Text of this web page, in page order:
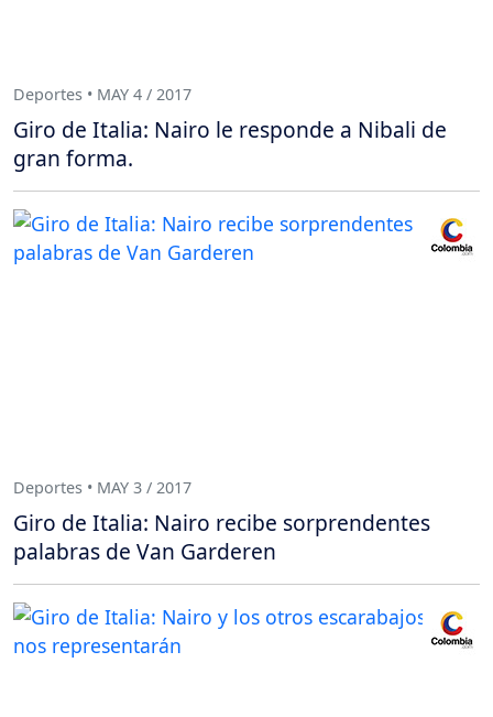
Deportes • MAY 4 / 2017
Giro de Italia: Nairo le responde a Nibali de
gran forma.
Deportes • MAY 3 / 2017
Giro de Italia: Nairo recibe sorprendentes
palabras de Van Garderen